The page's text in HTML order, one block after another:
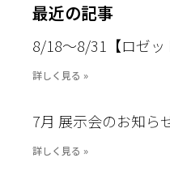
最近の記事
8/18〜8/31【ロゼ
詳しく見る »
7月 展示会のお知ら
詳しく見る »